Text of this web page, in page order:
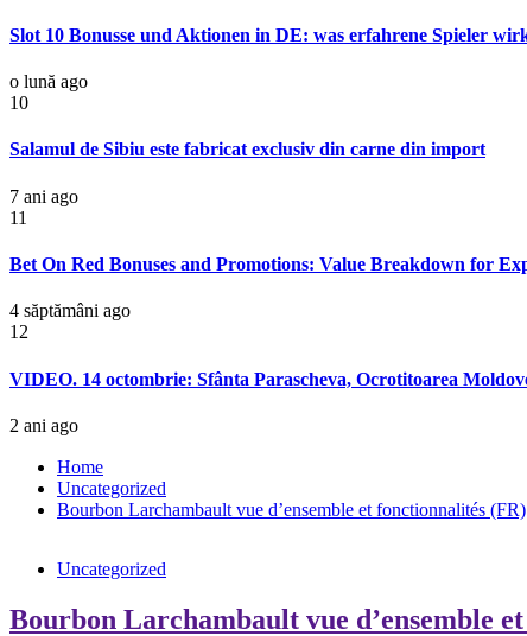
Slot 10 Bonusse und Aktionen in DE: was erfahrene Spieler
o lună ago
10
Salamul de Sibiu este fabricat exclusiv din carne din import
7 ani ago
11
Bet On Red Bonuses and Promotions: Value Breakdown for
4 săptămâni ago
12
VIDEO. 14 octombrie: Sfânta Parascheva, Ocrotitoarea
2 ani ago
Home
Uncategorized
Bourbon Larchambault vue d’ensemble et fonctionnalités (FR)
Uncategorized
Bourbon Larchambault vue d’ensemble